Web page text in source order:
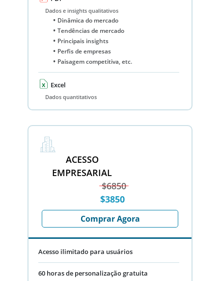
Dados e insights qualitativos
Dinâmica do mercado
Tendências de mercado
Principais insights
Perfis de empresas
Paisagem competitiva, etc.
Excel
Dados quantitativos
ACESSO
EMPRESARIAL
$6850
$3850
Comprar Agora
Acesso ilimitado para usuários
60 horas de personalização gratuita